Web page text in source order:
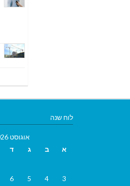
לוח שנה
אוגוסט 2026
א
ב ג ד
3
4
5
6